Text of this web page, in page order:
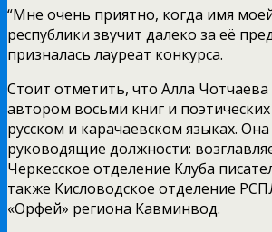
“Мне очень приятно, когда имя
республики звучит далеко за её
призналась лауреат конкурса.
Стоит отметить, что Алла Чотчаева
автором восьми книг и
русском и карачаевском языках.
руководящие должности:
Черкесское отделение Клуба
также Кисловодское отделение
«Орфей» региона Кавминвод.